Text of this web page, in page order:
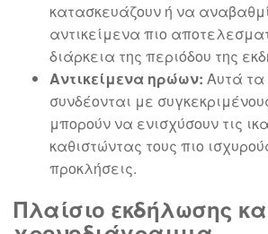
κατασκευάζουν ή να
αντικείμενα πιο
διάρκεια της περιόδου της
Αντικείμενα ηρώων: Αυτά τα
συνδέονται με
μπορούν να ενισχύσουν τις
καθιστώντας τους πιο
προκλήσεις.
Πλαίσιο εκδήλωσης